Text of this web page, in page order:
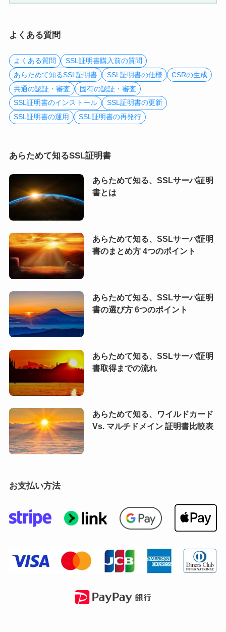
よくある質問
よくある質問
SSL証明書購入前の質問
あらためて知るSSL証明書
SSL証明書の仕様
CSRの生成
共通の認証・審査
固有の認証・審査
SSL証明書のインストール
SSL証明書の更新
SSL証明書の運用
SSL証明書の再発行
あらためて知るSSL証明書
あらためて知る、SSLサーバ証明
書とは
あらためて知る、SSLサーバ証明
書のまとめ方 4つのポイント
あらためて知る、SSLサーバ証明
書の選び方 6つのポイント
あらためて知る、SSLサーバ証明
書取得までの流れ
あらためて知る、ワイルドカード
Vs. マルチドメイン 証明書比較表
お支払い方法